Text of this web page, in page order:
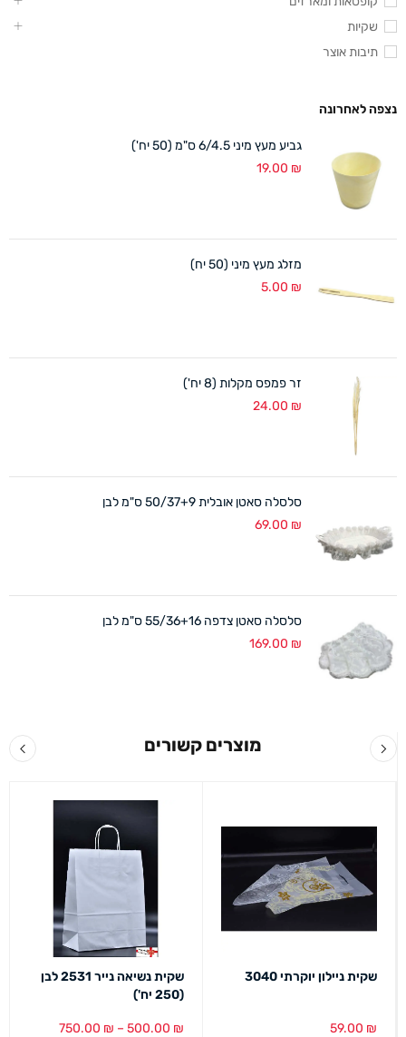
שקיות
תיבות אוצר
נצפה לאחרונה
גביע מעץ מיני 6/4.5 ס"מ (50 יח')
19.00 ₪
מזלג מעץ מיני (50 יח)
5.00 ₪
זר פמפס מקלות (8 יח')
24.00 ₪
סלסלה סאטן אובלית 50/37+9 ס"מ לבן
69.00 ₪
סלסלה סאטן צדפה 55/36+16 ס"מ לבן
169.00 ₪
מוצרים קשורים
שקית ניילון יוקרתי 3040
59.00 ₪
שקית נשיאה נייר 2531 לבן
(250 יח')
500.00 ₪
–
750.00 ₪